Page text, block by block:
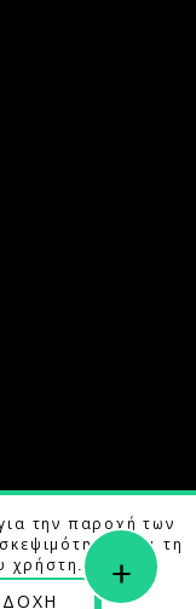
BYB LABS
την παροχή των
και τη
χρήστη. Μάθετε
+